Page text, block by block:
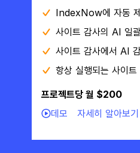
IndexNow에 자동
사이트 감사의 AI 일
사이트 감사에서 AI
항상 실행되는 사이
프로젝트당 월 $200
데모
자세히 알아보